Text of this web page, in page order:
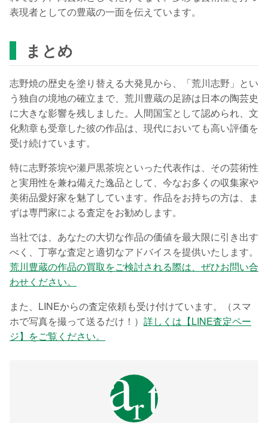
表現者としての豊蔵の一面を伝えています。
まとめ
志野焼の歴史を塗り替える大発見から、「荒川志野」とい
う独自の境地の確立まで、荒川豊蔵の足跡は日本の陶芸史
に大きな影響を残しました。人間国宝として認められ、文
化勲章も受章した彼の作品は、現代においても高い評価を
受け続けています。
特に志野茶垸や瀬戸黒茶垸といった代表作は、その芸術性
と実用性を兼ね備えた逸品として、今なお多くの収集家や
美術品愛好家を魅了しています。作品をお持ちの方は、ま
ずは専門家による査定をお勧めします。
当社では、あなたの大切な作品の価値を最大限に引き出す
べく、丁寧な査定と適切なアドバイスを提供いたします。
荒川豊蔵の作品の買取をご検討される際は、ぜひお問い合
わせください。
また、LINEからの査定依頼も受け付けています。（スマ
ホで写真を撮って送るだけ！） 詳しくは【LINE査定ペー
ジ】をご覧ください。